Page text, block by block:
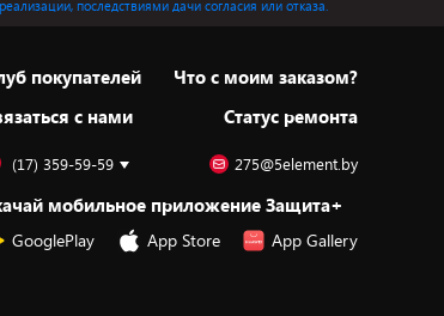
последствиями дачи согласия или отказа.
покупателей
с нами
Что с моим заказом?
Статус ремонта
(17) 359-59-59 275@5element.by
мобильное приложение Защита+
GooglePlay App Store App Gallery